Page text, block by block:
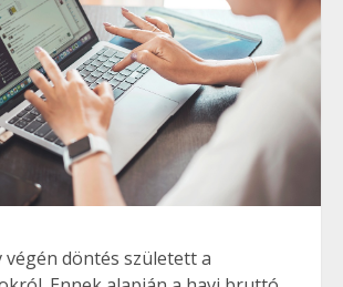
végén döntés született a